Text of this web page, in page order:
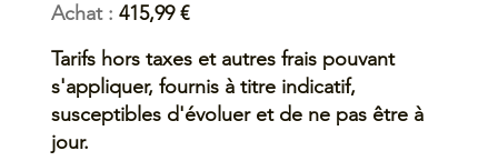
Achat : 415,99 €
Tarifs hors taxes et autres frais pouvant
s'appliquer, fournis à titre indicatif,
susceptibles d'évoluer et de ne pas être à
jour.